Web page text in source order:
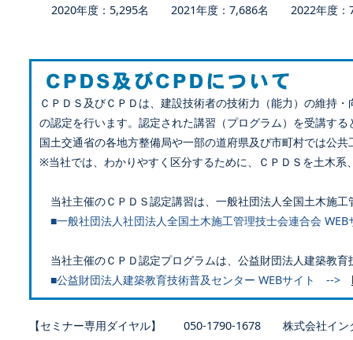
2020年度：5,295名 2021年度：7,686名 2022年度
ＣＰＤＳ及びＣＰＤは、建設技術者の技術力（能力）の維持
の認定を行います。認定された講習（プログラム）を受講す
国土交通省の各地方整備局や一部の道府県及び市町村では公
※当社では、わかりやすく区分するために、ＣＰＤＳを土木
当社主催のＣＰＤＳ認定講習は、一般社団法人全国土木施
■一般社団法人社団法人全国土木施工管理技士会連合会
当社主催のＣＰＤ認定プログラムは、公益財団法人建築教
■公益財団法人建築教育技術普及センター WEBサイト -->
【セミナー専用ダイヤル】 050-1790-1678 株式会社イン